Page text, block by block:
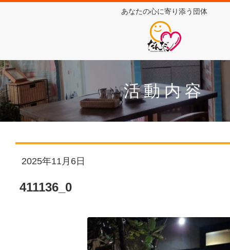
あなたの心に寄り添う団体
活動内容
2025年11月6日
411136_0